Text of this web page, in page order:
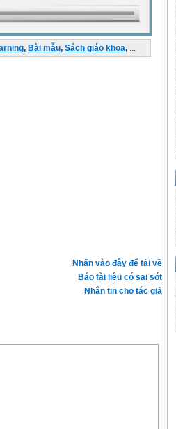
, Bài mẫu, Sách giáo khoa, ...
Nhấn vào đây để tải về
Báo tài liệu có sai sót
Nhắn tin cho tác giả